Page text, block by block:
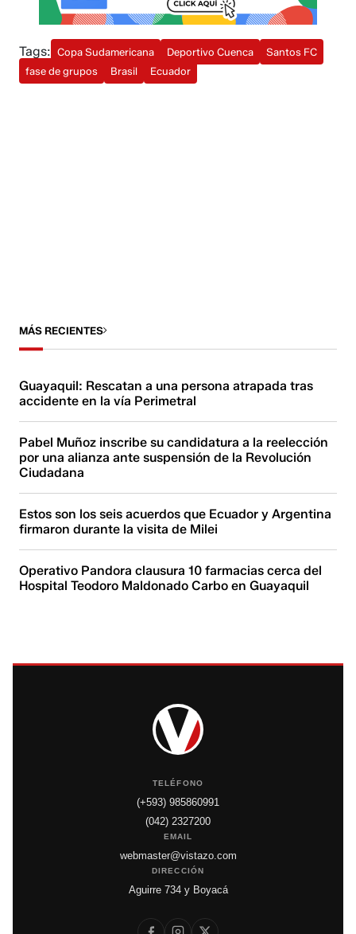
Tags: Copa Sudamericana Deportivo Cuenca
Santos FC
fase de grupos
Brasil Ecuador
MÁS RECIENTES
Guayaquil: Rescatan a una persona atrapada tras
accidente en la vía Perimetral
Pabel Muñoz inscribe su candidatura a la reelección
por una alianza ante suspensión de la Revolución
Ciudadana
Estos son los seis acuerdos que Ecuador y Argentina
firmaron durante la visita de Milei
Operativo Pandora clausura 10 farmacias cerca del
Hospital Teodoro Maldonado Carbo en Guayaquil
TELÉFONO
(+593) 985860991
(042) 2327200
EMAIL
webmaster@vistazo.com
DIRECCIÓN
Aguirre 734 y Boyacá